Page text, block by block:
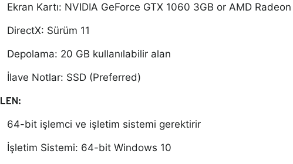
Ekran Kartı: NVIDIA GeForce GTX 1060 3GB or AMD
DirectX: Sürüm 11
Depolama: 20 GB kullanılabilir alan
İlave Notlar: SSD (Preferred)
LEN:
64-bit işlemci ve işletim sistemi gerektirir
İşletim Sistemi: 64-bit Windows 10